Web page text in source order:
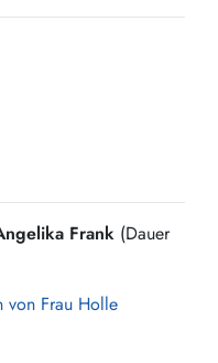
Frank (Dauer
von Frau Holle